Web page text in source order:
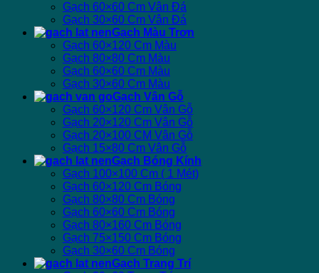
Gạch 60×60 Cm Vân Đá
Gạch 30×60 Cm Vân Đá
Gạch Màu Trơn
Gạch 60×120 Cm Màu
Gạch 80×80 Cm Màu
Gạch 60×60 Cm Màu
Gạch 30×60 Cm Màu
Gạch Vân Gỗ
Gạch 60×120 Cm Vân Gỗ
Gạch 20×120 Cm Vân Gỗ
Gạch 20×100 CM Vân Gỗ
Gạch 15×80 Cm Vân Gỗ
Gạch Bóng Kính
Gạch 100×100 Cm ( 1 Mét)
Gạch 60×120 Cm Bóng
Gạch 80×80 Cm Bóng
Gạch 60×60 Cm Bóng
Gạch 80×160 Cm Bóng
Gạch 75×150 Cm Bóng
Gạch 30×60 Cm Bóng
Gạch Trang Trí